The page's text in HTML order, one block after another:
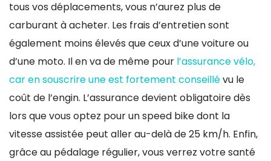
tous vos déplacements, vous n’aurez plus de
carburant à acheter. Les frais d’entretien sont
également moins élevés que ceux d’une voiture ou
d’une moto. Il en va de même pour l’assurance vélo,
car en souscrire une est fortement conseillévu le
coût de l’engin. L’assurance devient obligatoire dès
lors que vous optez pour un speed bike dont la
vitesse assistée peut aller au-delà de 25 km/h. Enfin,
grâce au pédalage régulier, vous verrez votre santé